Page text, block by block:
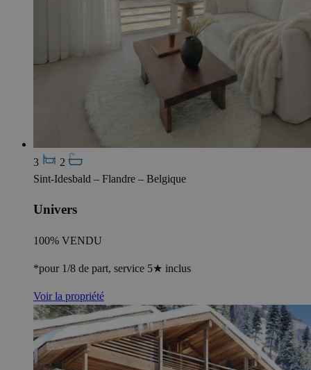
3
2
Sint-Idesbald – Flandre – Belgique
Univers
100% VENDU
*pour 1/8 de part, service 5★ inclus
Voir la propriété